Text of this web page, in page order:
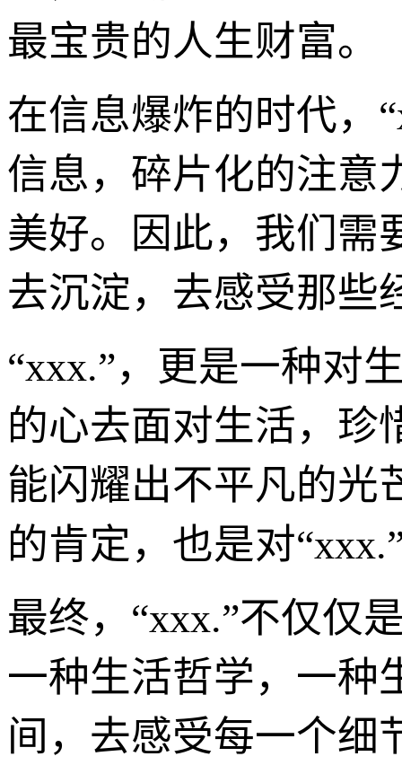
最宝贵的人生财富。
在信息爆炸的时代，
信息，碎片化的注意
美好。因此，我们需
去沉淀，去感受那些
“xxx.”，更是一种对
的心去面对生活，珍
能闪耀出不平凡的光
的肯定，也是对
最终，“xxx.”不仅仅
一种生活哲学，一种
间，去感受每一个细